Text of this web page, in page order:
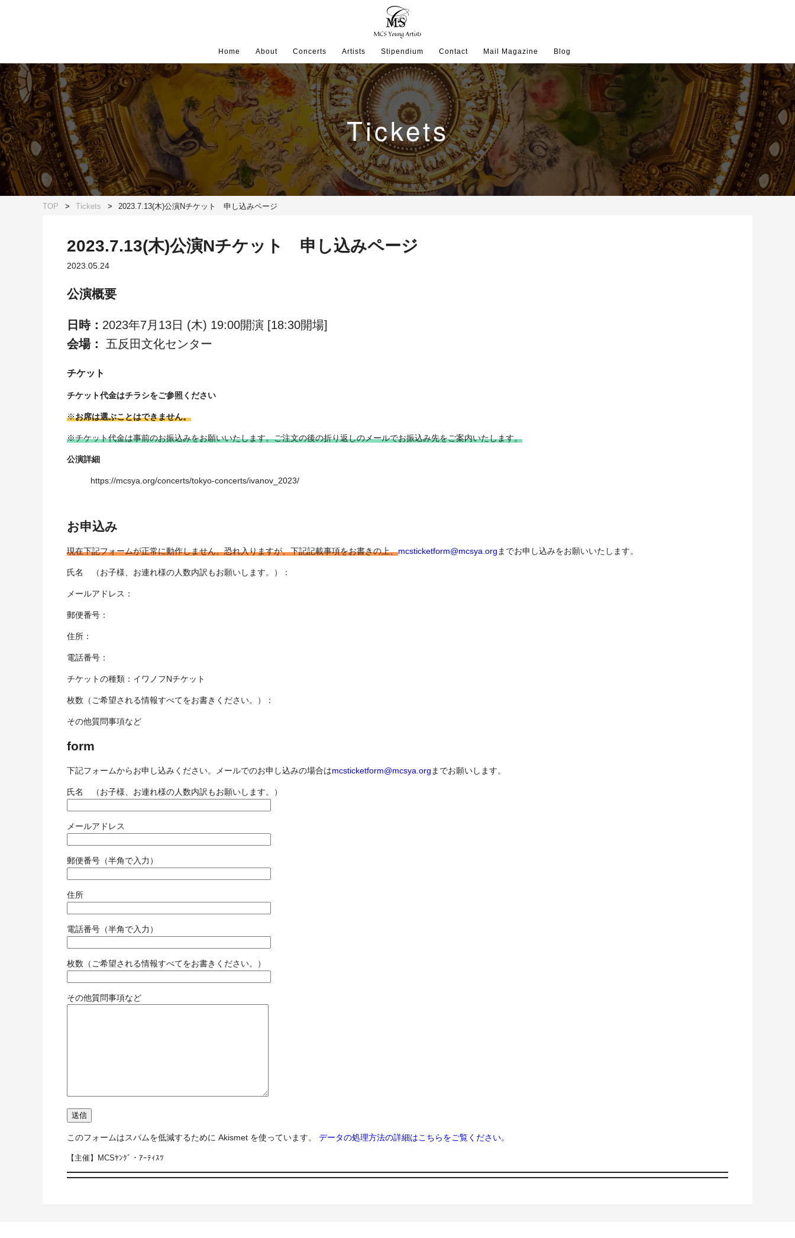
Home About Concerts Artists Stipendium Contact Mail Magazine Blog
Tickets
TOP Tickets 2023.7.13(木)公演Nチケット 申し込みページ
2023.7.13(木)公演Nチケット 申し込みページ
2023.05.24
公演概要
日時： 2023年7月13日 (木) 19:00開演 [18:30開場]
会場：
五反田文化センター
チケット
チケット代金はチラシをご参照ください
※お席は選ぶことはできません。
※チケット代金は事前のお振込みをお願いいたします。ご注文の後の折り返しのメールでお振込み先をご案内いたします。
公演詳細
https://mcsya.org/concerts/tokyo-concerts/ivanov_2023/
お申込み
現在下記フォームが正常に動作しません。恐れ入りますが、下記記載事項をお書きの上、mcsticketform@mcsya.org までお申し込みをお願いいたします。
氏名 （お子様、お連れ様の人数内訳もお願いします。）：
メールアドレス：
郵便番号：
住所：
電話番号：
チケットの種類：イワノフNチケット
枚数（ご希望される情報すべてをお書きください。）：
その他質問事項など
form
下記フォームからお申し込みください。メールでのお申し込みの場合はmcsticketform@mcsya.org までお願いします。
氏名 （お子様、お連れ様の人数内訳もお願いします。）
メールアドレス
郵便番号（半角で入力）
住所
電話番号（半角で入力）
枚数（ご希望される情報すべてをお書きください。）
その他質問事項など
このフォームはスパムを低減するために Akismet を使っています。 データの処理方法の詳細はこちらをご覧ください。
【主催】MCSﾔﾝｸﾞ・ｱｰﾃｨｽﾂ